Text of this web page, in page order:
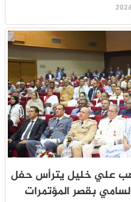
علي خليل يترأس حفل
بقصر المؤتمرات